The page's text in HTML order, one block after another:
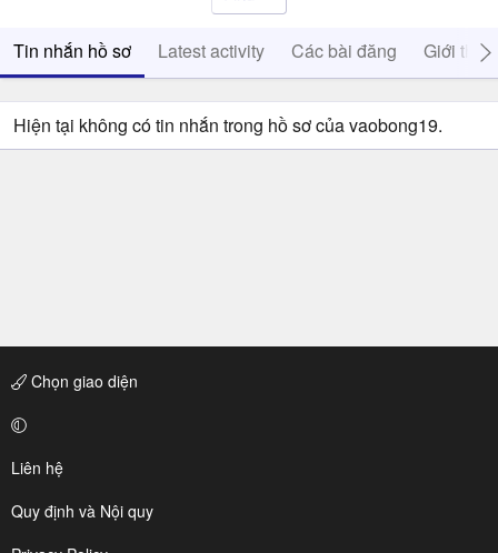
Tin nhắn hồ sơ Latest activity Các bài đăng Giới thiệu
Hiện tại không có tin nhắn trong hồ sơ của vaobong19.
Chọn giao diện
Liên hệ
Quy định và Nội quy